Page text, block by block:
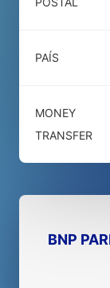
PAÍS
MONEY
TRANSFER
BNP